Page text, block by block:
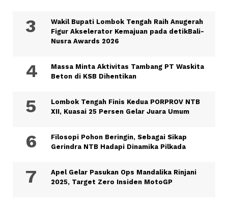
Wakil Bupati Lombok Tengah Raih Anugerah
Figur Akselerator Kemajuan pada detikBali-
Nusra Awards 2026
Massa Minta Aktivitas Tambang PT Waskita
Beton di KSB Dihentikan
Lombok Tengah Finis Kedua PORPROV NTB
XII, Kuasai 25 Persen Gelar Juara Umum
Filosopi Pohon Beringin, Sebagai Sikap
Gerindra NTB Hadapi Dinamika Pilkada
Apel Gelar Pasukan Ops Mandalika Rinjani
2025, Target Zero Insiden MotoGP